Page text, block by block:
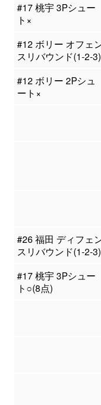
#17 桃宇 3Pシュー
ト×
#12 ボリー オフェ
スリバウンド(1-2-3)
#12 ボリー 2Pシュ
ート×
#26 福田 ディフェ
スリバウンド(1-2-3)
#17 桃宇 3Pシュー
ト○(8点)